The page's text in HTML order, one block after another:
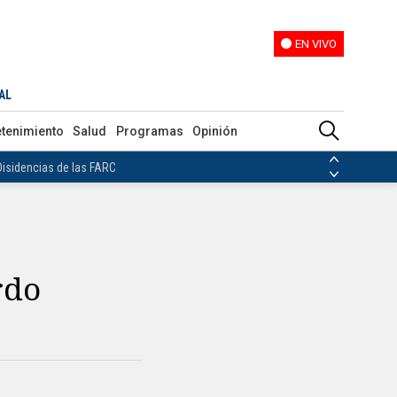
EN VIVO
Salud Programas Opinión
de las FARC
de las FARC